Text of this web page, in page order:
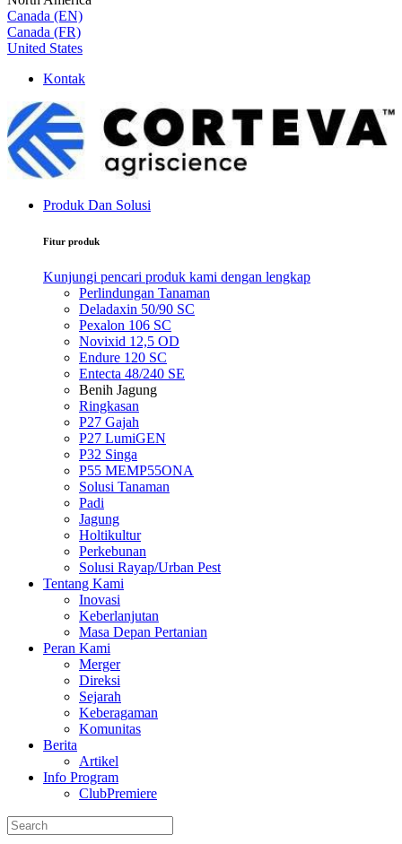
Canada (EN)
Canada (FR)
United States
Kontak
Produk Dan Solusi
Fitur produk
Kunjungi pencari produk kami dengan lengkap
Perlindungan Tanaman
Deladaxin 50/90 SC
Pexalon 106 SC
Novixid 12,5 OD
Endure 120 SC
Entecta 48/240 SE
Benih Jagung
Ringkasan
P27 Gajah
P27 LumiGEN
P32 Singa
P55 MEMP55ONA
Solusi Tanaman
Padi
Jagung
Holtikultur
Perkebunan
Solusi Rayap/Urban Pest
Tentang Kami
Inovasi
Keberlanjutan
Masa Depan Pertanian
Peran Kami
Merger
Direksi
Sejarah
Keberagaman
Komunitas
Berita
Artikel
Info Program
ClubPremiere